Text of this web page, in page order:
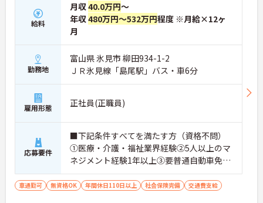
給料
月収40.0万円～
年収480万円～532万円程度 ※月給×12ヶ
月
勤務地
富山県 氷見市 柳田934-1-2
ＪＲ氷見線「島尾駅」バス・車6分
雇用形態 正社員(正職員)
応募要件
■下記条件すべてを満たす方（資格不問）
①医療・介護・福祉業界経験②5人以上のマ
ネジメント経験1年以上③要普通自動車免許
（AT限定可）※介護業界に関する有資格者
（介護職員初任者研修、介護福祉士な
車通勤可 無資格OK 年間休日110日以上 社会保険完備 交通費支給